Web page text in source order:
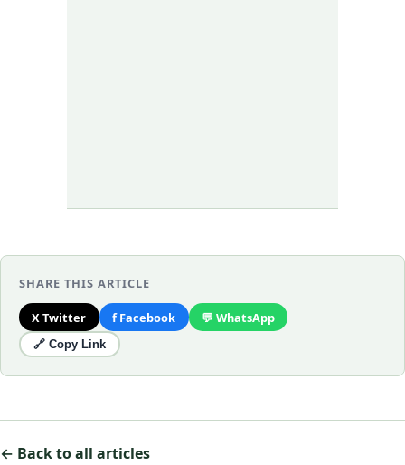
SHARE THIS ARTICLE
X Twitter f Facebook 💬 WhatsApp
🔗 Copy Link
← Back to all articles